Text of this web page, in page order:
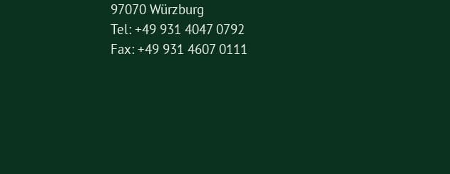
97070 Würzburg
Tel: +49 931 4047 0792
Fax: +49 931 4607 0111